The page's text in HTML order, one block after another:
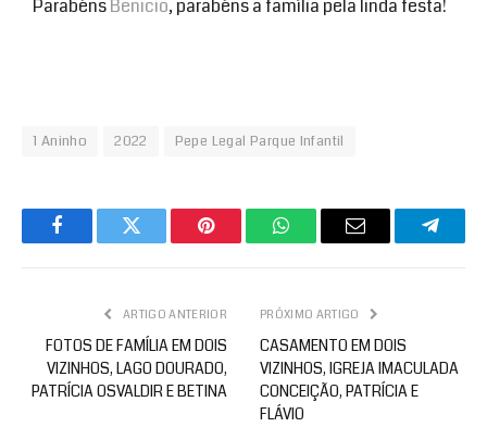
ParabénsBenicio, parabéns a família pela linda festa!
1 Aninho 2022 Pepe Legal Parque Infantil
FacebookTwitter Pinterest WhatsAppEmail
ARTIGO ANTERIOR
FOTOS DE FAMÍLIA EM DOIS
VIZINHOS, LAGO DOURADO,
PATRÍCIA OSVALDIR E BETINA
PRÓXIMO ARTIGO
CASAMENTO EM DOIS
VIZINHOS, IGREJA IMACULADA
CONCEIÇÃO, PATRÍCIA E
FLÁVIO